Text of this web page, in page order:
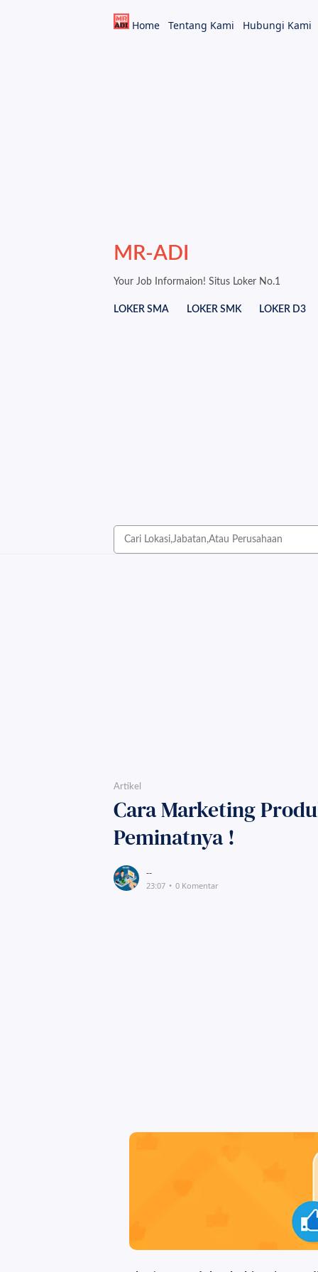
Home Tentang Kami Hubungi Kami
MR-ADI
Your Job Informaion! Situs Loker No.1
LOKER SMA LOKER SMK LOKER D3
Artikel
Cara Marketing
Peminatnya !
--
23:07 0 Komentar